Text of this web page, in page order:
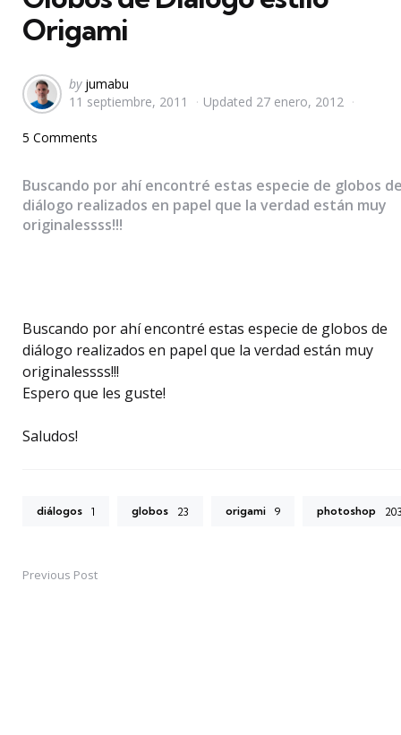
Origami
Posted
by
by jumabu
11 septiembre, 2011
Updated 27 enero, 2012
5 Comments
Buscando por ahí encontré estas especie de globos
diálogo realizados en papel que la verdad están muy
originalessss!!!
Buscando por ahí encontré estas especie de globos de
diálogo realizados en papel que la verdad están muy
originalessss!!!
Espero que les guste!
Saludos!
diálogos 1 globos 23 origami 9 photoshop
PostPrevious Post